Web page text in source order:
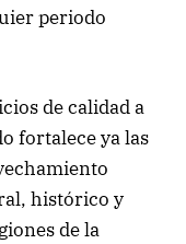
periodo
de calidad a
fortalece ya las
histórico y
de la